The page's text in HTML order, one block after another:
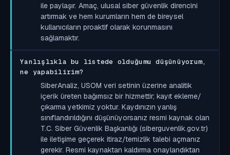
ile paylaşır. Amaç, ulusal siber güvenlik direncini
artırmak ve hem kurumların hem de bireysel
kullanıcıların proaktif olarak korunmasını
sağlamaktır.
Yanlışlıkla bu listede olduğumu düşünüyorum,
ne yapabilirim?
SiberAnaliz, USOM veri setinin üzerine analitik
içerik üreten bağımsız bir hizmettir; kayıt ekleme/
çıkarma yetkimiz yoktur. Kaydınızın yanlış
sınıflandırıldığını düşünüyorsanız resmi kaynak olan
T.C. Siber Güvenlik Başkanlığı (siberguvenlik.gov.tr)
ile iletişime geçerek itiraz/temizlik talebi açmanız
gerekir. Resmi kaynaktan kaldırma onaylandıktan